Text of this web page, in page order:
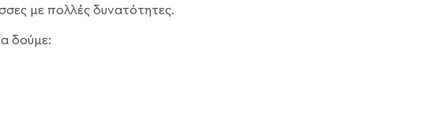
με πολλές δυνατότητες.
δούμε: